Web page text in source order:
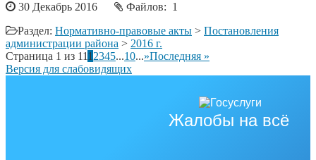
30 Декабрь 2016
Файлов: 1
Раздел: Нормативно-правовые акты > Постановления
администрации района > 2016 г.
Страница 1 из 111 2345...10...»Последняя »
Версия для слабовидящих
Жалобы на всё